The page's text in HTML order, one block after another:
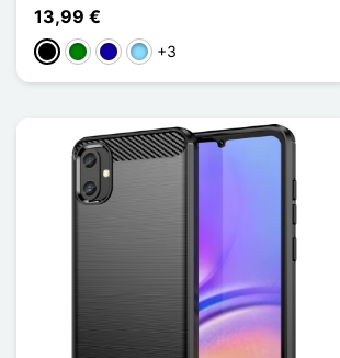
13,99 €
PretoVerdeAzul Escuro
Azul Claro
+3